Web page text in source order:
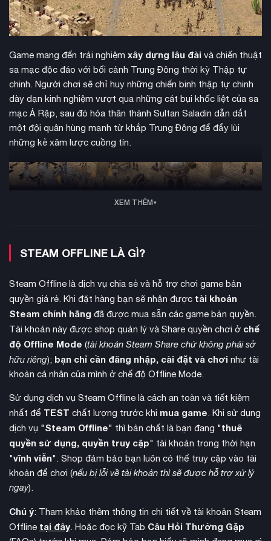
Game mang đến trải nghiệm xây dựng lâu đài và chiến thuật
sa mạc độc đáo với bối cảnh Trung Đông thời kỳ Thập tự
chinh. Người chơi sẽ chỉ huy những chiến binh thập tự chinh
dày dạn kinh nghiệm vượt qua những cát bụi khốc liệt của sa
mạc Ả Rập, sau đó hóa thân thành Sultan Saladin dẫn dắt
một đội quân hùng mạnh từ khắp Trung Đông để đẩy lùi
những kẻ xâm lược cuồng tín.
Vớitài khoản SteamOffline Stronghold Crusader Definitive
Edition, nhiều game thủ có thể trải nghiệm trò chơi bom tấn
này với mức giá rẻ không tưởng. Mang lại trải nghiệm chơi
XEM THÊM
STEAM OFFLINE LÀ GÌ?
Steam Offline là dịch vụ chia sẻ và hỗ trợ chơi game bản
quyền giá rẻ. Khi đặt hàng bạn sẽ nhận được tài khoản
Steam chính hãng đã được mua sẵn các game bản quyền.
Tài khoản này được shop quản lý và Share quyền chơi ở chế
độ Offline Mode (tài khoản Steam Share chứ không phải sở
hữu riêng); bạn chỉ cần đăng nhập, cài đặt và chơi như tài
khoản cá nhân của mình ở chế độ Offline Mode.
Sử dụng dịch vụ Steam Offline là cách an toàn và tiết kiệm
nhất để TEST chất lượng trước khi mua game. Khi sử dụng
dịch vụ "Steam Offline" thì bản chất là bạn đang "thuê
quyền sử dụng, quyền truy cập" tài khoản trong thời hạn
"vĩnh viễn". Shop đảm bảo bạn luôn có thể truy cập vào tài
khoản để chơi (nếu bị lỗi về tài khoản thì sẽ được hỗ trợ xử lý
ngay).
Chú ý: Tham khảo thêm thông tin chi tiết về tài khoản Steam
Offline tại đây. Hoặc đọc kỹ Tab Câu Hỏi Thường Gặp